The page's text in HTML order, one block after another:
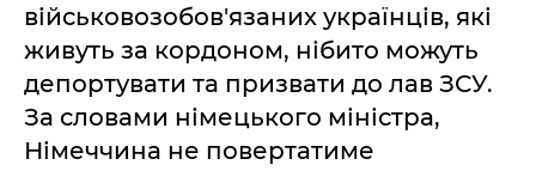
військовозобов'язаних українців, які
живуть за кордоном, нібито можуть
депортувати та призвати до лав ЗСУ.
За словами німецького міністра,
Німеччина не повертатиме